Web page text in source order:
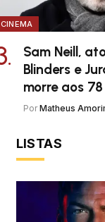
CINEMA
Sam Neill,
Blinders e
morre aos
Por Matheus
LISTAS